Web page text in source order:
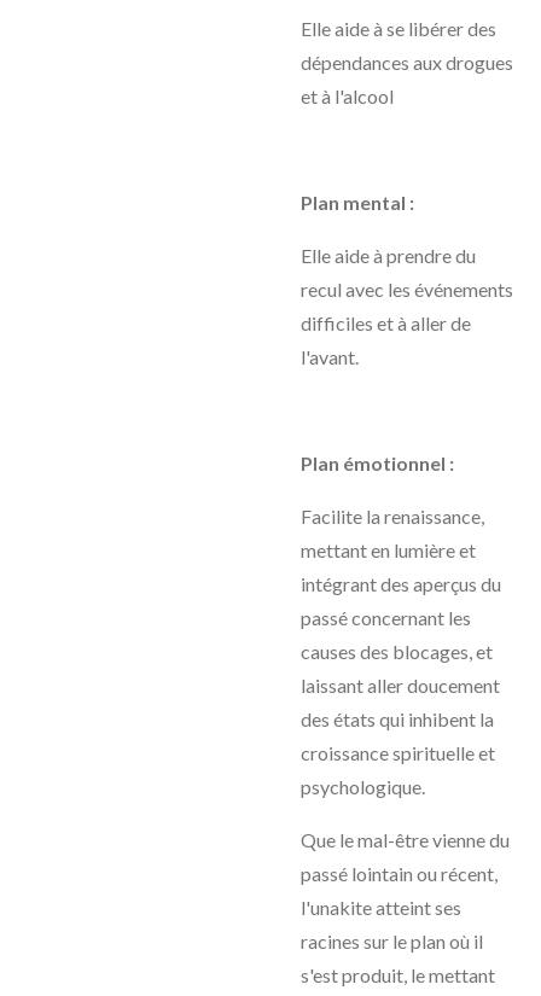
Elle aide à se libérer des
dépendances aux drogues
et à l'alcool
Plan mental :
Elle aide à prendre du
recul avec les événements
difficiles et à aller de
l'avant.
Plan émotionnel :
Facilite la renaissance,
mettant en lumière et
intégrant des aperçus du
passé concernant les
causes des blocages, et
laissant aller doucement
des états qui inhibent la
croissance spirituelle et
psychologique.
Que le mal-être vienne du
passé lointain ou récent,
l'unakite atteint ses
racines sur le plan où il
s'est produit, le mettant